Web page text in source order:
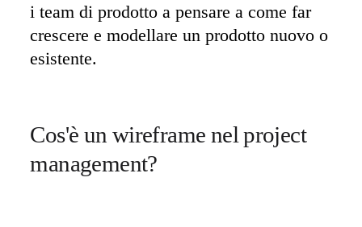
i team di prodotto a pensare a come far
crescere e modellare un prodotto nuovo o
esistente.
Cos'è un wireframe nel project
management?